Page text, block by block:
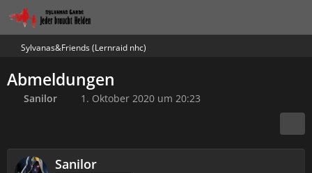
Sylvanas&Friends (Lernraid nhc)
Abmeldungen
Sanilor 1. Oktober 2020 um 20:23
Sanilor